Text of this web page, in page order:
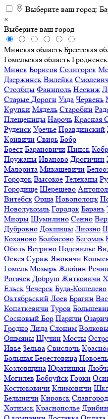
Выберите ваш город:
Выберите ваш город
Минская область Брестская
Гомельская область
Минск Борисов Солигорск
Дзержинск Вилейка
Столбцы Фаниполь Несвиж
Старые Дороги Узда Червень
Крупки Мядель Старобин
Нарочь Красная Слобода
Правдинский Холопеничи
Брест Барановичи Пинск
Пружаны Иваново Дрогичин
Малорита Микашевичи
Городок Высокое Телеханы
Городище Шерешево Антополь
Витебск Орша Новополоцк
Новолукомль Городок Барань
Шумилино Сенно
Докшицы Лиозно Шарковщина
Болбасово Бегомль Богушевск
Ветрино Подсвилье Видзы
Сураж Яновичи Копысь
Гомель Мозырь Жлобин Речица
Рогачев Добруш Житковичи
Ельск Чечерск Буда-Кошелево
Октябрьский Лоев Брагин
Туров Большевик Уваровичи
Паричи Озаричи Стрешин
Гродно Лида Слоним
Ошмяны Щучин Мосты
Ивье Зельва Свислочь
Большая Берестовица
Козловщина Юратишки Любча
Могилев Бобруйск Горки
Костюковичи Климовичи
Кировск Славгород Чериков
Краснополье Дрибин Елизово
О компании Доставка Оплата
zakaz@avtosvet.by